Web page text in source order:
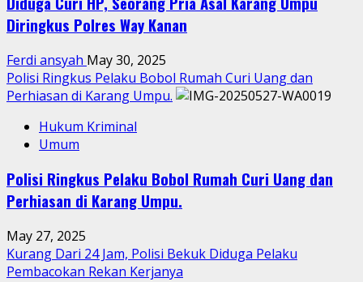
Diringkus Polres Way Kanan
Ferdi ansyah May 30, 2025
Polisi Ringkus Pelaku Bobol Rumah Curi Uang dan
Perhiasan di Karang Umpu.
Hukum Kriminal
Umum
Polisi Ringkus Pelaku Bobol Rumah Curi Uang dan
Perhiasan di Karang Umpu.
May 27, 2025
Kurang Dari 24 Jam, Polisi Bekuk Diduga Pelaku
Pembacokan Rekan Kerjanya